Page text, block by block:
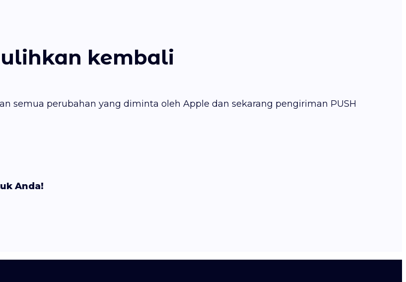
kembali
semua perubahan yang diminta oleh Apple dan sekarang pengiriman PUSH
Anda!